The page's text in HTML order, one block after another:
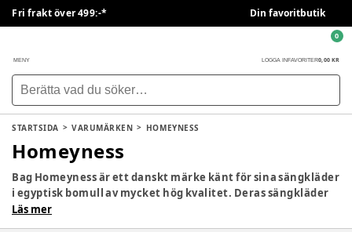
Fri frakt över 499:-* Din favoritbutik
MENY LOGGA IN FAVORITER0,00 KR
0
STARTSIDA VARUMÄRKEN HOMEYNESS
Homeyness
Bag Homeyness är ett danskt märke känt för sina sängkläder
i egyptisk bomull av mycket hög kvalitet. Deras sängkläder
har en otroligt hög slitstyrka samt en mjuk och vacker yta
Läs mer